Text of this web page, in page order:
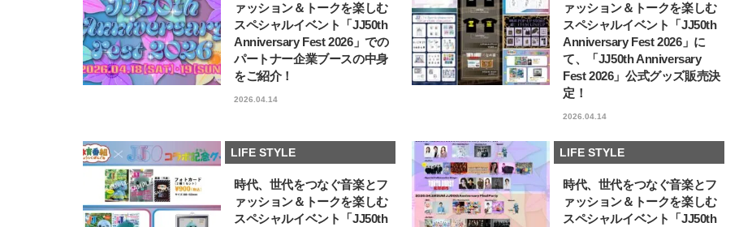
ァッション＆トークを楽しむ
スペシャルイベント「JJ50th
Anniversary Fest 2026」での
パートナー企業ブースの中身
をご紹介！
2026.04.14
ァッション＆トークを楽しむ
スペシャルイベント「JJ50th
Anniversary Fest 2026」に
て、「JJ50th Anniversary
Fest 2026」公式グッズ販売決
定！
2026.04.14
LIFE STYLE
時代、世代をつなぐ音楽とフ
ァッション＆トークを楽しむ
スペシャルイベント「JJ50th
LIFE STYLE
時代、世代をつなぐ音楽とフ
ァッション＆トークを楽しむ
スペシャルイベント「JJ50th
【注目アーティストRainy。っ
て？】自称“コスメオタク見習
い”のポーチの中身、拝見しま
す！
2026.01.30
BEAUTY
【AEN／エイエン】ファン
人を前に初ステージ！ 本番
独占インタビューで語った思
らの、ショーケース完全レポ
ト！
2026.07.23
LIFE STYLE
ん